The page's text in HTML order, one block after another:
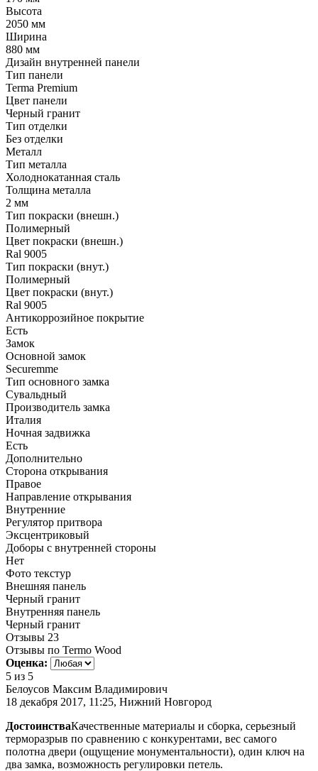
Высота
2050 мм
Ширина
880 мм
Дизайн внутренней панели
Тип панели
Terma Premium
Цвет панели
Черный гранит
Тип отделки
Без отделки
Металл
Тип металла
Холоднокатанная сталь
Толщина металла
2 мм
Тип покраски (внешн.)
Полимерный
Цвет покраски (внешн.)
Ral 9005
Тип покраски (внут.)
Полимерный
Цвет покраски (внут.)
Ral 9005
Антикоррозийное покрытие
Есть
Замок
Основной замок
Securemme
Тип основного замка
Сувальдный
Производитель замка
Италия
Ночная задвижка
Есть
Дополнительно
Сторона открывания
Правое
Направление открывания
Внутренние
Регулятор притвора
Эксцентриковый
Доборы с внутренней стороны
Нет
Фото текстур
Внешняя панель
Черный гранит
Внутренняя панель
Черный гранит
Отзывы 23
Отзывы по Termo Wood
Оценка:
5 из 5
Белоусов Максим Владимирович
18 декабря 2017, 11:25, Нижний Новгород
ДостоинстваКачественные материалы и сборка, серьезный
терморазрыв по сравнению с конкурентами, вес самого
полотна двери (ощущение монументальности), один ключ на
два замка, возможность регулировки петель.